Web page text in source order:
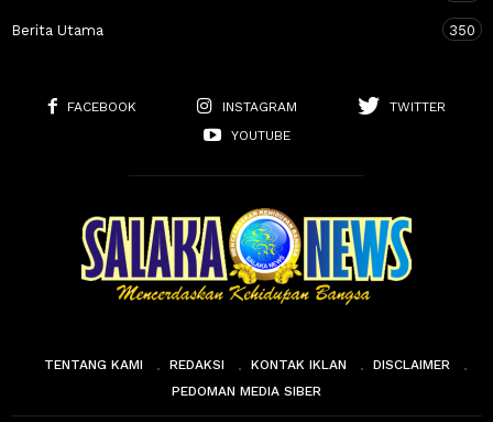
Berita Utama 350
FACEBOOK INSTAGRAM
TWITTER
YOUTUBE
TENTANG KAMI REDAKSI KONTAK IKLAN
DISCLAIMER
PEDOMAN MEDIA SIBER